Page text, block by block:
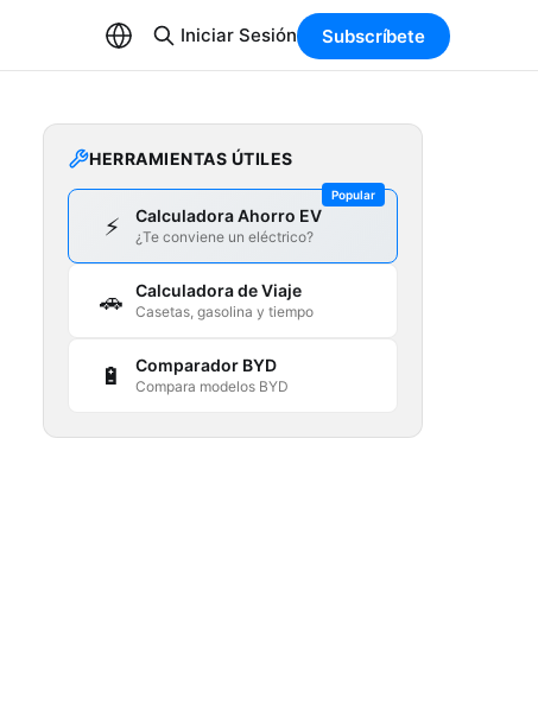
Iniciar Sesión Subscríbete
HERRAMIENTAS ÚTILES
Popular
⚡ Calculadora Ahorro EV
¿Te conviene un eléctrico?
🚗 Calculadora de Viaje
Casetas, gasolina y tiempo
🔋 Comparador BYD
Compara modelos BYD